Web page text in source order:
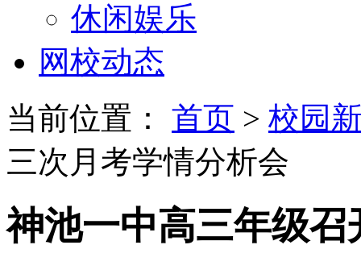
休闲娱乐
网校动态
当前位置： 首页 > 校园
三次月考学情分析会
神池一中高三年级